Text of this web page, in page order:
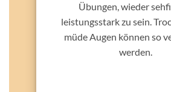
Übungen, wieder
leistungsstark zu sein.
müde Augen können so
werden.